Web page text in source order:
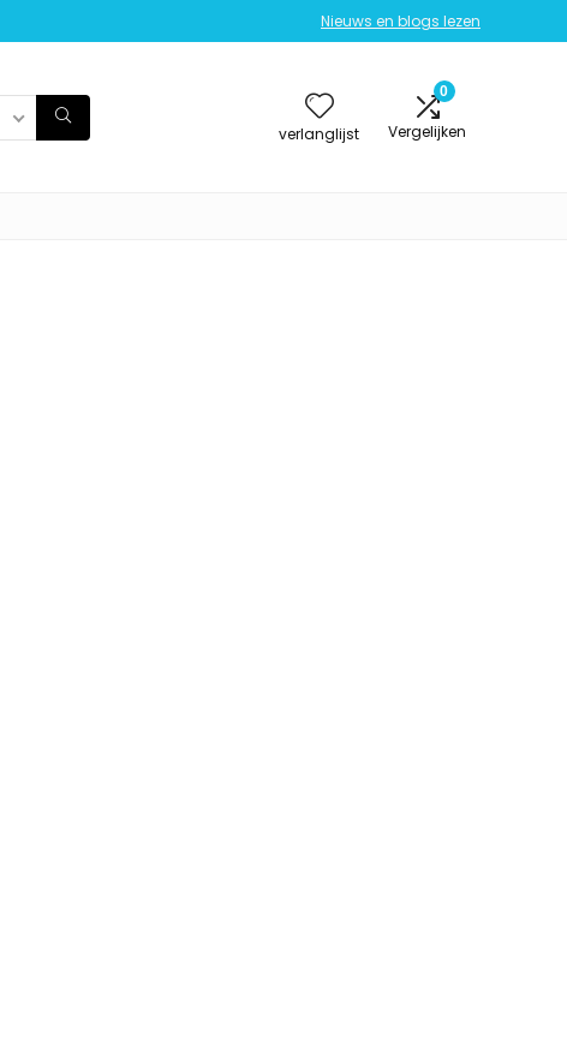
Nieuws en blogs lezen
verlanglijst
0
Vergelijken